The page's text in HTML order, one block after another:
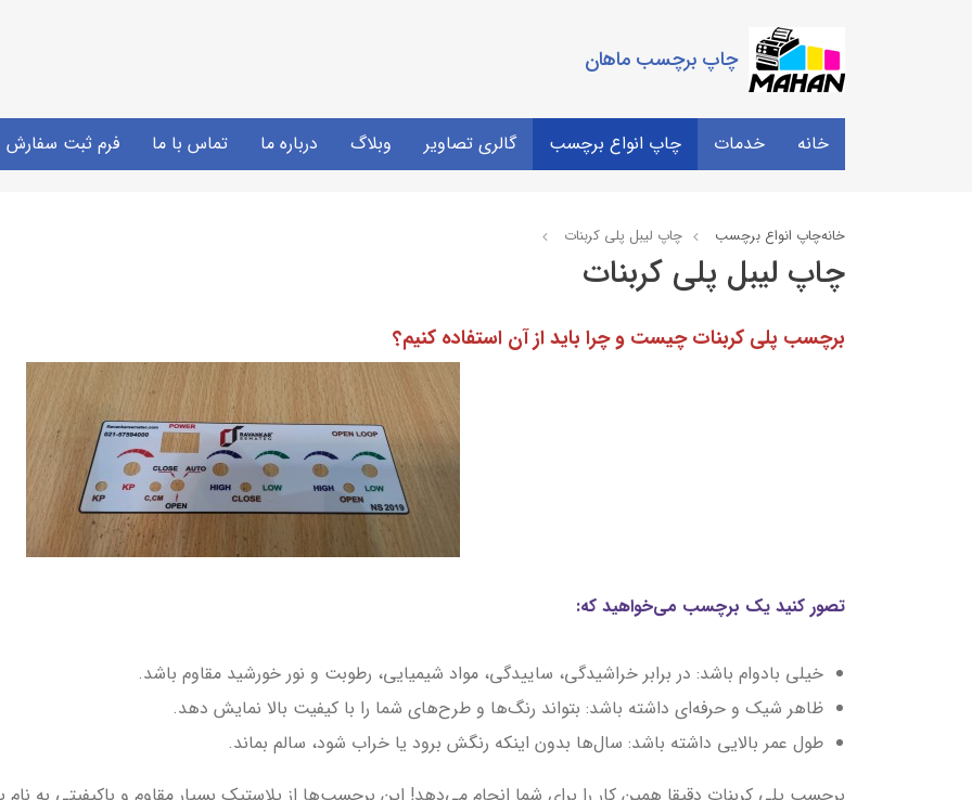
چاپ برچسب ماهان
خانه خدمات چاپ انواع برچسب گالری تصاویر وبلاگ درباره ما تماس با ما فرم ثبت سفارش
خانهچاپ انواع برچسب چاپ لیبل پلی کربنات
چاپ لیبل پلی کربنات
برچسب پلی کربنات چیست و چرا باید از آن استفاده کنیم؟
تصور کنید یک برچسب می‌خواهید که:
خیلی بادوام باشد: در برابر خراشیدگی، ساییدگی، مواد شیمیایی، رطوبت و نور خورشید مقاوم باشد.
ظاهر شیک و حرفه‌ای داشته باشد: بتواند رنگ‌ها و طرح‌های شما را با کیفیت بالا نمایش دهد.
طول عمر بالایی داشته باشد: سال‌ها بدون اینکه رنگش برود یا خراب شود، سالم بماند.